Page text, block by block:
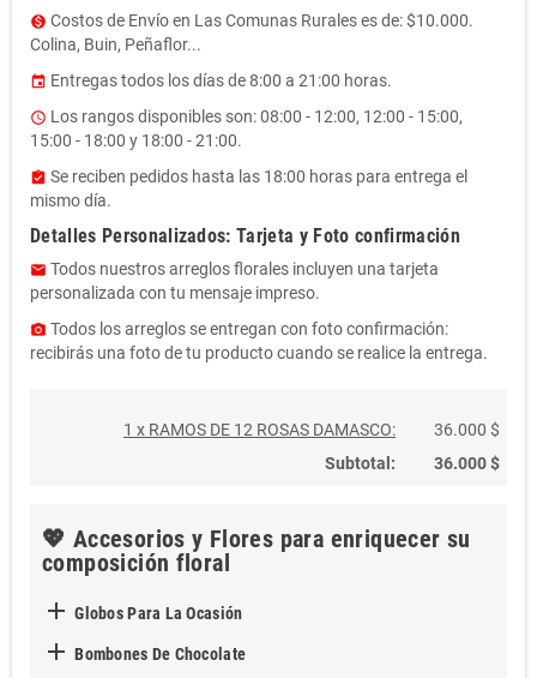
monetization_on Costos de Envío en Las Comunas Rurales es de: $10.000.
Colina, Buin, Peñaflor...
event Entregas todos los días de 8:00 a 21:00 horas.
access_time Los rangos disponibles son: 08:00 - 12:00, 12:00 - 15:00,
15:00 - 18:00 y 18:00 - 21:00.
assignment_turned_in Se reciben pedidos hasta las 18:00 horas para entrega el
mismo día.
Detalles Personalizados: Tarjeta y Foto confirmación
email Todos nuestros arreglos florales incluyen una tarjeta
personalizada con tu mensaje impreso.
photo_camera Todos los arreglos se entregan con foto confirmación:
recibirás una foto de tu producto cuando se realice la entrega.
1 x RAMOS DE 12 ROSAS DAMASCO:
36.000 $
Subtotal:
36.000 $
💖 Accesorios y Flores para enriquecer su
composición floral
 Globos Para La Ocasión
 Bombones De Chocolate